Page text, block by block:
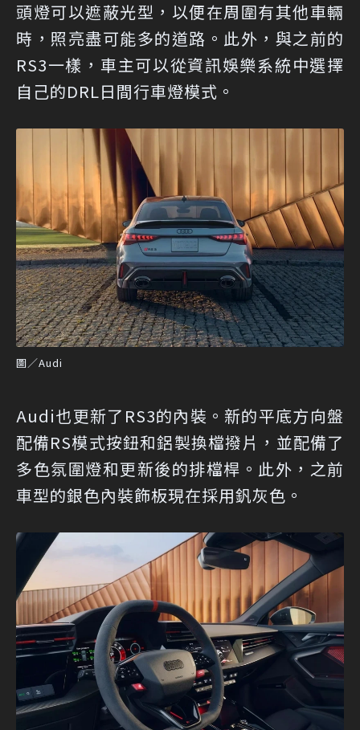
頭燈可以遮蔽光型，以便在周圍有其他車輛
時，照亮盡可能多的道路。此外，與之前的
RS3一樣，車主可以從資訊娛樂系統中選擇
自己的DRL日間行車燈模式。
圖／Audi
Audi也更新了RS3的內裝。新的平底方向盤
配備RS模式按鈕和鋁製換檔撥片，並配備了
多色氛圍燈和更新後的排檔桿。此外，之前
車型的銀色內裝飾板現在採用釩灰色。